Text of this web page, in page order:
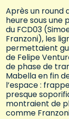
Après un round
heure sous une
du FCD03
Franzoni), les
permettaient
de Felipe
de phase de
Mabella en fin
l’espace :
presque
montraient de
comme